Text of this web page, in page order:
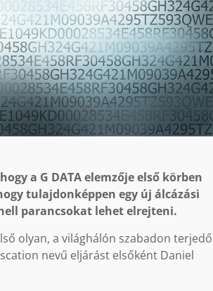
a G DATA elemzője első körben
tulajdonképpen egy új álcázási
parancsokat lehet elrejteni.
olyan, a világhálón szabadon terjedő
nevű eljárást elsőként Daniel